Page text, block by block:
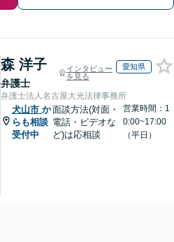
森 洋子
弁護士
インタビュー
を見る
愛知県
弁護士法人名古屋大光法律事務所
犬山市 か
らも相談
受付中
面談方法(対面・
電話・ビデオな
ど)は応相談
営業時間：1
0:00~17:00
（平日）